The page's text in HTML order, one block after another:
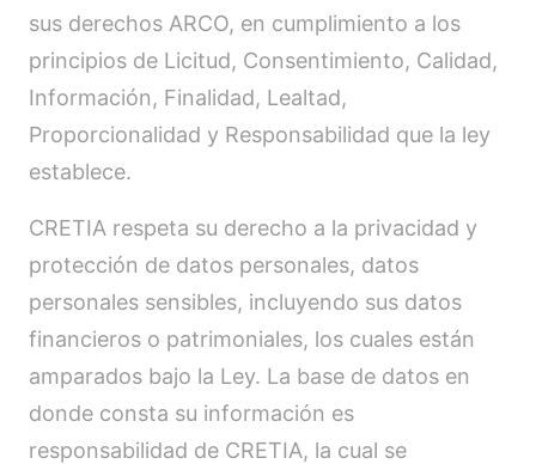
sus derechos ARCO, en cumplimiento a los
principios de Licitud, Consentimiento, Calidad,
Información, Finalidad, Lealtad,
Proporcionalidad y Responsabilidad que la ley
establece.
CRETIA respeta su derecho a la privacidad y
protección de datos personales, datos
personales sensibles, incluyendo sus datos
financieros o patrimoniales, los cuales están
amparados bajo la Ley. La base de datos en
donde consta su información es
responsabilidad de CRETIA, la cual se